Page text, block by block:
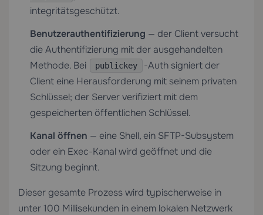
integritätsgeschützt.
Benutzerauthentifizierung — der Client versucht
die Authentifizierung mit der ausgehandelten
Methode. Bei
publickey
-Auth signiert der
Client eine Herausforderung mit seinem privaten
Schlüssel; der Server verifiziert mit dem
gespeicherten öffentlichen Schlüssel.
Kanal öffnen — eine Shell, ein SFTP-Subsystem
oder ein Exec-Kanal wird geöffnet und die
Sitzung beginnt.
Dieser gesamte Prozess wird typischerweise in
unter 100 Millisekunden in einem lokalen Netzwerk